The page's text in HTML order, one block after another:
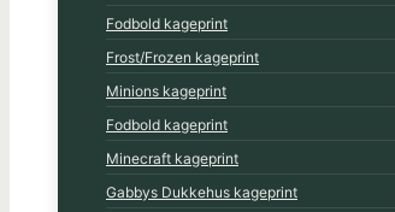
Fodbold kageprint
Frost/Frozen kageprint
Minions kageprint
Fodbold kageprint
Minecraft kageprint
Gabbys Dukkehus kageprint